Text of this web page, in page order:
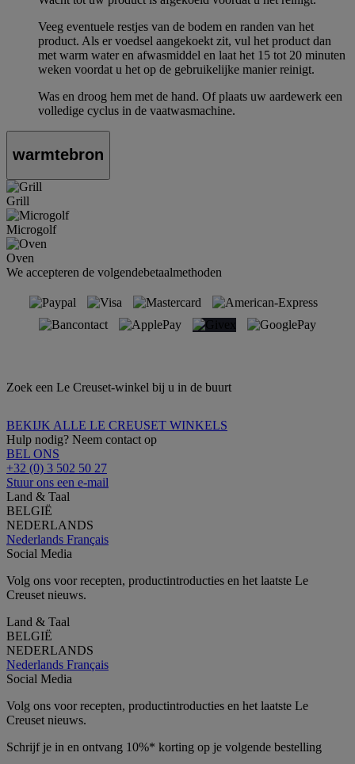
Veeg eventuele restjes van de bodem en randen van het
product. Als er voedsel aangekoekt zit, vul het product dan
met warm water en afwasmiddel en laat het 15 tot 20 minuten
weken voordat u het op de gebruikelijke manier reinigt.
Was en droog hem met de hand. Of plaats uw aardewerk een
volledige cyclus in de vaatwasmachine.
warmtebron
Grill
Microgolf
Oven
We accepteren de volgendebetaalmethoden
Zoek een Le Creuset-winkel bij u in de buurt
BEKIJK ALLE LE CREUSET WINKELS
Hulp nodig? Neem contact op
BEL ONS
+32 (0) 3 502 50 27
Stuur ons een e-mail
Land & Taal
BELGIË
NEDERLANDS
Nederlands Français
Social Media
Volg ons voor recepten, productintroducties en het laatste Le
Creuset nieuws.
Land & Taal
BELGIË
NEDERLANDS
Nederlands Français
Social Media
Volg ons voor recepten, productintroducties en het laatste Le
Creuset nieuws.
Schrijf je in en ontvang 10%* korting op je volgende bestelling